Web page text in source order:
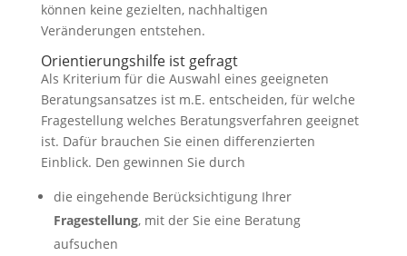
können keine gezielten, nachhaltigen
Veränderungen entstehen.
Orientierungshilfe ist gefragt
Als Kriterium für die Auswahl eines geeigneten
Beratungsansatzes ist m.E. entscheiden, für welche
Fragestellung welches Beratungsverfahren geeignet
ist. Dafür brauchen Sie einen differenzierten
Einblick. Den gewinnen Sie durch
die eingehende Berücksichtigung Ihrer
Fragestellung, mit der Sie eine Beratung
aufsuchen